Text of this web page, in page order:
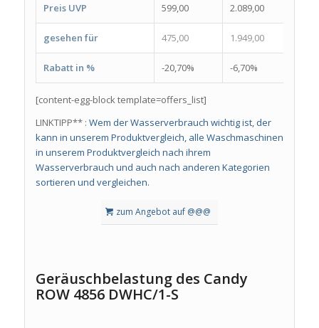
Preis UVP 599,00 2.089,00
gesehen für 475,00 1.949,00
Rabatt in % -20,70% -6,70%
[content-egg-block template=offers_list]
LINKTIPP** : Wem der Wasserverbrauch wichtig ist, der
kann in unserem Produktvergleich, alle Waschmaschinen
in unserem Produktvergleich nach ihrem
Wasserverbrauch und auch nach anderen Kategorien
sortieren und vergleichen.
zum Angebot auf @@@
Geräuschbelastung des Candy
ROW 4856 DWHC/1-S